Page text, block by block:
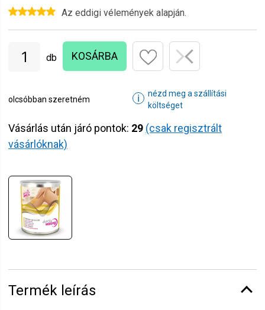
Az eddigi vélemények alapján.
db KOSÁRBA
olcsóbban szeretném ℹ
nézd meg a szállítási
költséget
Vásárlás után járó pontok: 29 (csak regisztrált
vásárlóknak)
Termék leírás